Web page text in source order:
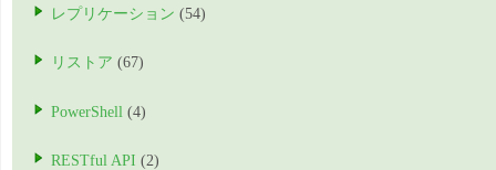
レプリケーション (54)
リストア (67)
PowerShell (4)
RESTful API (2)